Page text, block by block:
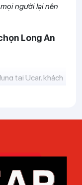
người lại nên
Long An
tại Ucar, khách
20.000km,
tại hãng,